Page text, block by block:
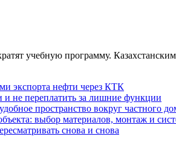
учебную программу.
экспорта нефти через КТК
не переплатить за лишние функции
пространство вокруг частного
выбор материалов, монтаж и
снова и снова